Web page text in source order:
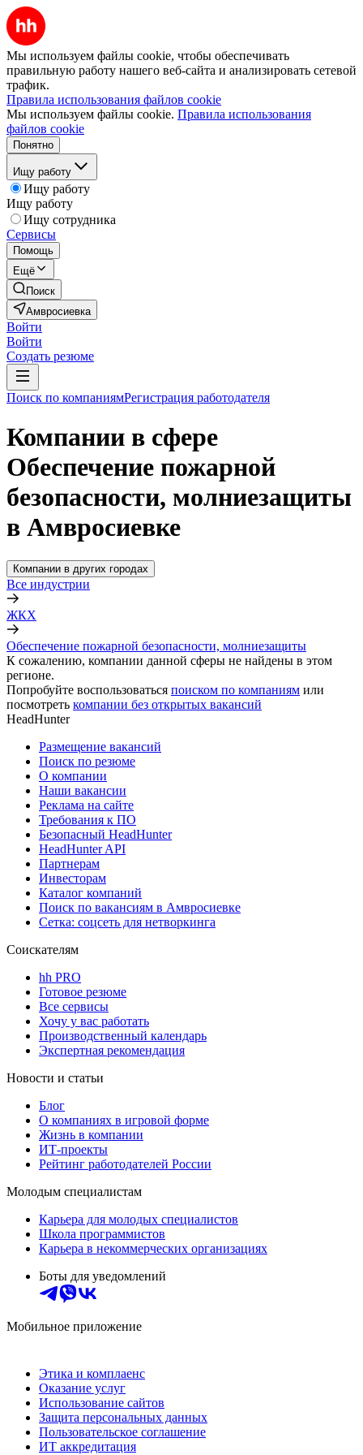
Мы используем файлы cookie, чтобы обеспечивать
правильную работу нашего веб-сайта и анализировать сетевой
трафик.
Правила использования файлов cookie
Мы используем файлы cookie. Правила использования
файлов cookie
Понятно
Ищу работу
Ищу работу
Ищу работу
Ищу сотрудника
Сервисы
Помощь
Ещё
Поиск
Амвросиевка
Войти
Войти
Создать резюме
Поиск по компаниямРегистрация работодателя
Компании в сфере
Обеспечение пожарной
безопасности, молниезащиты
в Амвросиевке
Компании в других городах
Все индустрии
ЖКХ
Обеспечение пожарной безопасности, молниезащиты
К сожалению, компании данной сферы не найдены в этом
регионе.
Попробуйте воспользоваться поиском по компаниям или
посмотреть компании без открытых вакансий
HeadHunter
Размещение вакансий
Поиск по резюме
О компании
Наши вакансии
Реклама на сайте
Требования к ПО
Безопасный HeadHunter
HeadHunter API
Партнерам
Инвесторам
Каталог компаний
Поиск по вакансиям в Амвросиевке
Сетка: соцсеть для нетворкинга
Соискателям
hh PRO
Готовое резюме
Все сервисы
Хочу у вас работать
Производственный календарь
Экспертная рекомендация
Новости и статьи
Блог
О компаниях в игровой форме
Жизнь в компании
ИТ-проекты
Рейтинг работодателей России
Молодым специалистам
Карьера для молодых специалистов
Школа программистов
Карьера в некоммерческих организациях
Боты для уведомлений
Мобильное приложение
Этика и комплаенс
Оказание услуг
Использование сайтов
Защита персональных данных
Пользовательское соглашение
ИТ аккредитация